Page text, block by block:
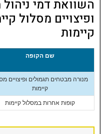
השוואת דמי
ופיצויים מסלול
קיימות
שם הקופה
מנורה מבטחים תגמולים ופיצויים
קיימות
קופות אחרות במסלול קיימות